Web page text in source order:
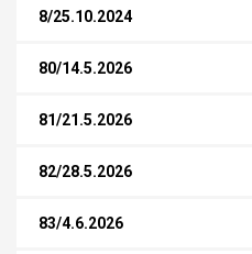
8/25.10.2024
80/14.5.2026
81/21.5.2026
82/28.5.2026
83/4.6.2026